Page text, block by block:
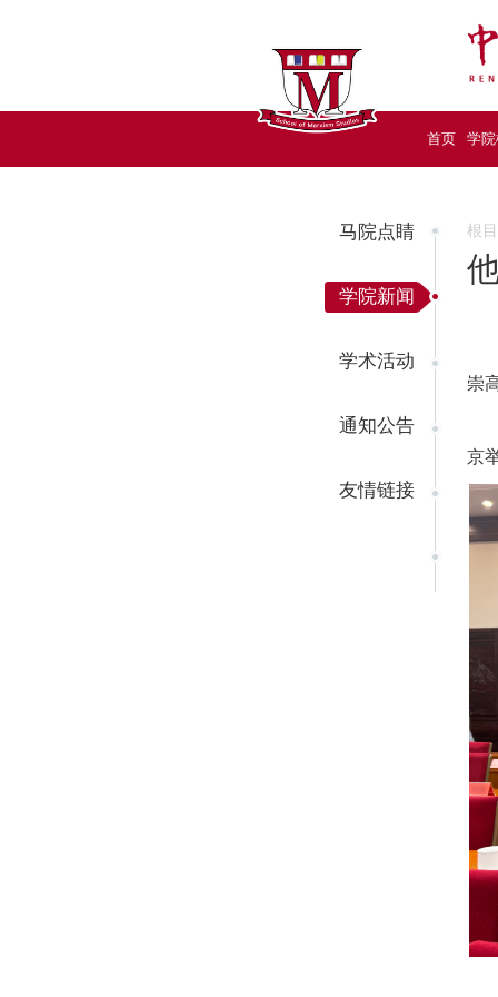
首页 学
马院点睛
学院新闻
学术活动
通知公告
友情链接
根
崇
京